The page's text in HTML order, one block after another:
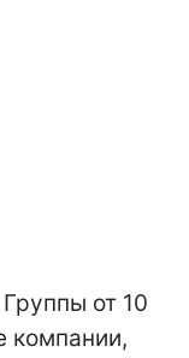
Группы от 10
компании,